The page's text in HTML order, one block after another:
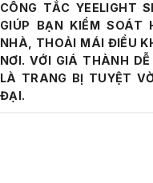
CÔNG TẮC YEELIGHT
GIÚP BẠN KIỂM SOÁT
NHÀ, THOẢI MÁI ĐIỀU
NƠI. VỚI GIÁ THÀNH
LÀ TRANG BỊ TUYỆT
ĐẠI.